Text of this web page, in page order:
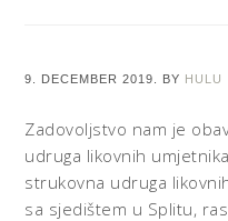
9. DECEMBER 2019. BY HULU
Zadovoljstvo nam je
udruga likovnih
strukovna udruga
sa sjedištem u Splitu,